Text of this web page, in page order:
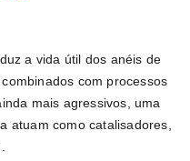
a vida útil dos anéis de
com processos
mais agressivos, uma
atuam como catalisadores,